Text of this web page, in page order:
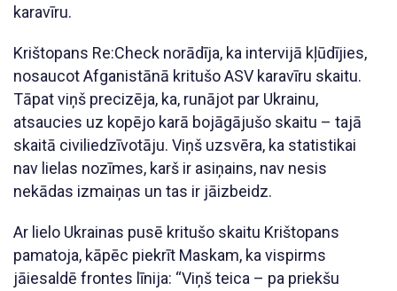
karavīru.
Krištopans Re:Check norādīja, ka intervijā kļūdījies,
nosaucot Afganistānā kritušo ASV karavīru skaitu.
Tāpat viņš precizēja, ka, runājot par Ukrainu,
atsaucies uz kopējo karā bojāgājušo skaitu – tajā
skaitā civiliedzīvotāju. Viņš uzsvēra, ka statistikai
nav lielas nozīmes, karš ir asiņains, nav nesis
nekādas izmaiņas un tas ir jāizbeidz.
Ar lielo Ukrainas pusē kritušo skaitu Krištopans
pamatoja, kāpēc piekrīt Maskam, ka vispirms
jāiesaldē frontes līnija: “Viņš teica – pa priekšu